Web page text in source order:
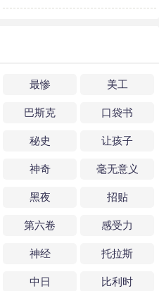
最惨 美工
巴斯克 口袋书
秘史 让孩子
神奇 毫无意义
黑夜 招贴
第六卷 感受力
神经 托拉斯
中日 比利时